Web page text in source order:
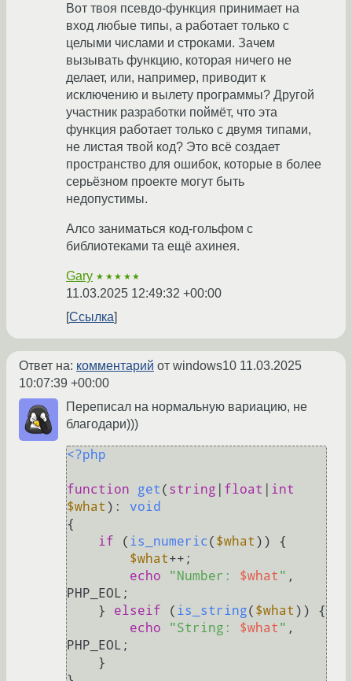
Вот твоя псевдо-функция принимает на
вход любые типы, а работает только с
целыми числами и строками. Зачем
вызывать функцию, которая ничего не
делает, или, например, приводит к
исключению и вылету программы? Другой
участник разработки поймёт, что эта
функция работает только с двумя типами,
не листая твой код? Это всё создает
пространство для ошибок, которые в более
серьёзном проекте могут быть
недопустимы.
Алсо заниматься код-гольфом с
библиотеками та ещё ахинея.
Gary ★★★★★
11.03.2025 12:49:32 +00:00
Ссылка
Ответ на: комментарий от windows10 11.03.2025
10:07:39 +00:00
Переписал на нормальную вариацию, не
благодари)))
<?php
function get ( string float
int
$what ): void
{
if ( is_numeric ( $what )) {
$what++;
echo
"Number: $what " ,
PHP_EOL;
    }
elseif ( is_string( $what )) {
echo
"String: $what " ,
PHP_EOL;